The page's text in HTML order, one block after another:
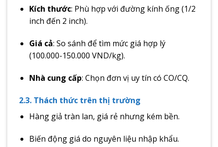
Kích thước: Phù hợp với đường kính ống (1/2
inch đến 2 inch).
Giá cả: So sánh để tìm mức giá hợp lý
(100.000-150.000 VND/kg).
Nhà cung cấp: Chọn đơn vị uy tín có CO/CQ.
2.3. Thách thức trên thị trường
Hàng giả tràn lan, giá rẻ nhưng kém bền.
Biến động giá do nguyên liệu nhập khẩu.